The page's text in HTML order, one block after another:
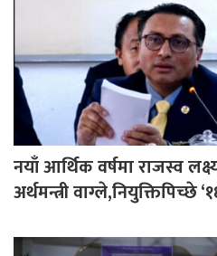
नयाँ आर्थिक वर्षमा राजस्व
अर्थमन्त्री वाग्ले,नियुक्तिपिच्छे